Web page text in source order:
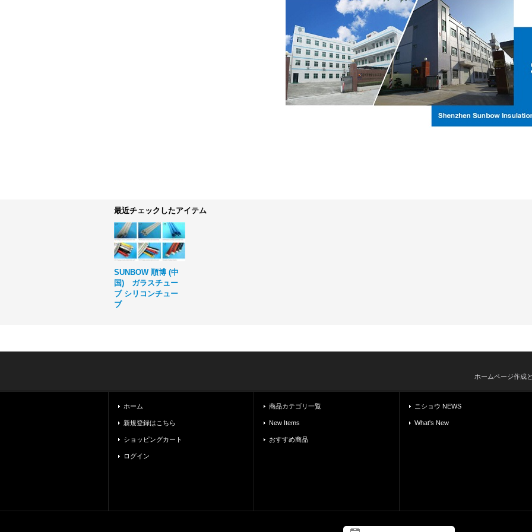
最近チェックしたアイテム
SUNBOW 順博 (中
国) ガラスチュー
ブ シリコンチュー
ブ
ホームページ作成
ホーム
新規登録はこちら
ショッピングカート
ログイン
商品カテゴリ一覧
New Items
おすすめ商品
ニショウ NEWS
What's New